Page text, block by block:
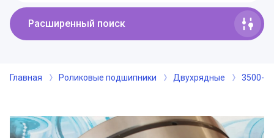
Расширенный поиск
Главная Роликовые подшипники Двухрядные 3500-